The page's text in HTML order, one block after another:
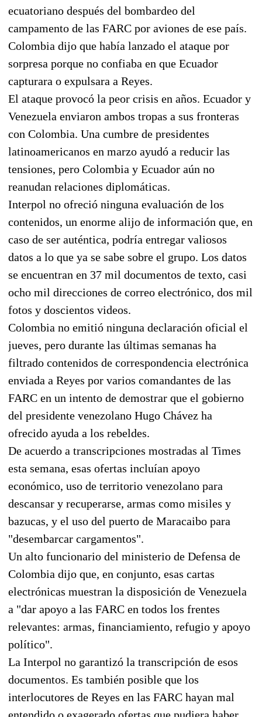
ecuatoriano después del bombardeo del
campamento de las FARC por aviones de ese país.
Colombia dijo que había lanzado el ataque por
sorpresa porque no confiaba en que Ecuador
capturara o expulsara a Reyes.
El ataque provocó la peor crisis en años. Ecuador y
Venezuela enviaron ambos tropas a sus fronteras
con Colombia. Una cumbre de presidentes
latinoamericanos en marzo ayudó a reducir las
tensiones, pero Colombia y Ecuador aún no
reanudan relaciones diplomáticas.
Interpol no ofreció ninguna evaluación de los
contenidos, un enorme alijo de información que, en
caso de ser auténtica, podría entregar valiosos
datos a lo que ya se sabe sobre el grupo. Los datos
se encuentran en 37 mil documentos de texto, casi
ocho mil direcciones de correo electrónico, dos mil
fotos y doscientos videos.
Colombia no emitió ninguna declaración oficial el
jueves, pero durante las últimas semanas ha
filtrado contenidos de correspondencia electrónica
enviada a Reyes por varios comandantes de las
FARC en un intento de demostrar que el gobierno
del presidente venezolano Hugo Chávez ha
ofrecido ayuda a los rebeldes.
De acuerdo a transcripciones mostradas al Times
esta semana, esas ofertas incluían apoyo
económico, uso de territorio venezolano para
descansar y recuperarse, armas como misiles y
bazucas, y el uso del puerto de Maracaibo para
"desembarcar cargamentos".
Un alto funcionario del ministerio de Defensa de
Colombia dijo que, en conjunto, esas cartas
electrónicas muestran la disposición de Venezuela
a "dar apoyo a las FARC en todos los frentes
relevantes: armas, financiamiento, refugio y apoyo
político".
La Interpol no garantizó la transcripción de esos
documentos. Es también posible que los
interlocutores de Reyes en las FARC hayan mal